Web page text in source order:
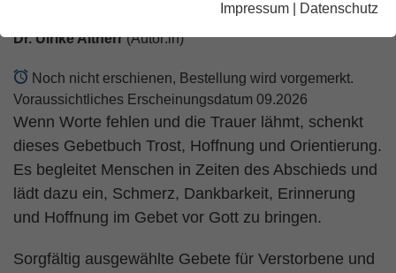
Impressum Datenschutz
Dr. Ulrike Altherr(Autor:in)
Noch nicht erschienen, Bestellung wird vorgemerkt.
Voraussichtliches Erscheinungsdatum 09.2026
Wenn Worte fehlen und die Trauer lähmt, schenkt
dieses Gebetbuch Trost, Hoffnung und Orientierung.
Es begleitet Menschen in Zeiten des Abschieds und
lädt dazu ein, Schmerz, Dankbarkeit, Erinnerung
und Hoffnung im Gebet vor Gott zu bringen.
Sorgfältig ausgewählte Gebete für Verstorbene und